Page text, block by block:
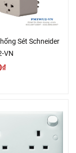
Sét Schneider
VN